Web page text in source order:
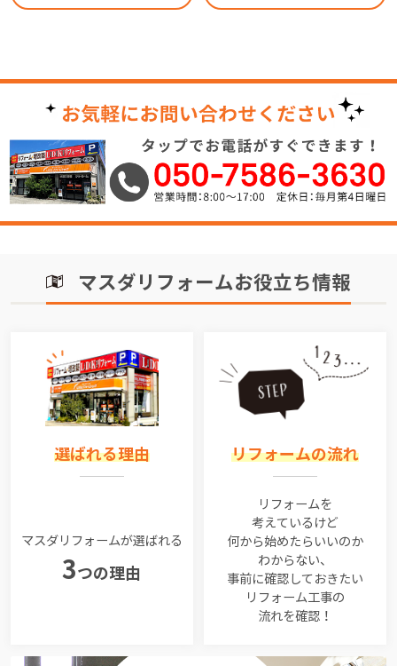
マスダリフォームお役立ち情報
選ばれる理由
マスダリフォームが選ばれる
3つの理由
リフォームの流れ
リフォームを
考えているけど
何から始めたらいいのか
わからない、
事前に確認しておきたい
リフォーム工事の
流れを確認！